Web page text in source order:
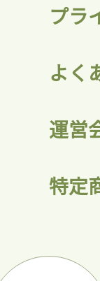
プラ
よく
運営
特定